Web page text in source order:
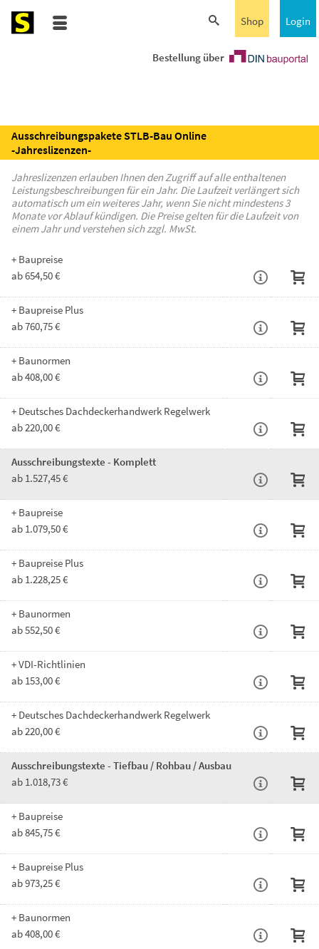
Login
Shop
Bestellung über
Ausschreibungspakete STLB-Bau Online
-Jahreslizenzen-
Jahreslizenzen erlauben Ihnen den Zugriff auf alle enthaltenen
Leistungsbeschreibungen für ein Jahr. Die Laufzeit verlängert sich
automatisch um ein weiteres Jahr, wenn Sie nicht mindestens 3
Monate vor Ablauf kündigen. Die Preise gelten für die Laufzeit von
einem Jahr und verstehen sich zzgl. MwSt.
+ Baupreise
ab 654,50 €
+ Baupreise Plus
ab 760,75 €
+ Baunormen
ab 408,00 €
+ Deutsches Dachdeckerhandwerk Regelwerk
ab 220,00 €
Ausschreibungstexte - Komplett
ab 1.527,45 €
+ Baupreise
ab 1.079,50 €
+ Baupreise Plus
ab 1.228,25 €
+ Baunormen
ab 552,50 €
+ VDI-Richtlinien
ab 153,00 €
+ Deutsches Dachdeckerhandwerk Regelwerk
ab 220,00 €
Ausschreibungstexte - Tiefbau / Rohbau / Ausbau
ab 1.018,73 €
+ Baupreise
ab 845,75 €
+ Baupreise Plus
ab 973,25 €
+ Baunormen
ab 408,00 €